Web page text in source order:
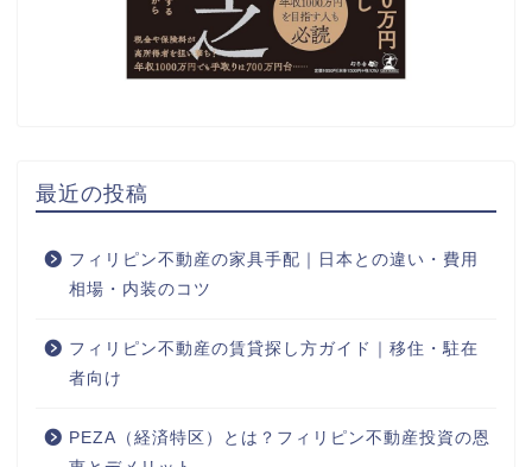
最近の投稿
フィリピン不動産の家具手配｜日本との違い・費用
相場・内装のコツ
フィリピン不動産の賃貸探し方ガイド｜移住・駐在
者向け
PEZA（経済特区）とは？フィリピン不動産投資の恩